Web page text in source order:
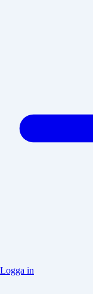
Logga in